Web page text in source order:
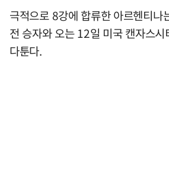
극적으로 8강에 합류한 아르헨티나
전 승자와 오는 12일 미국 캔자스
다툰다.